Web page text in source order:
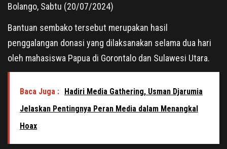
Bolango, Sabtu (20/07/2024)
Bantuan sembako tersebut merupakan hasil
penggalangan donasi yang dilaksanakan selama dua hari
oleh mahasiswa Papua di Gorontalo dan Sulawesi Utara.
Baca Juga : Hadiri Media Gathering, Usman Djarumia
Jelaskan Pentingnya Peran Media dalam Menangkal
Hoax